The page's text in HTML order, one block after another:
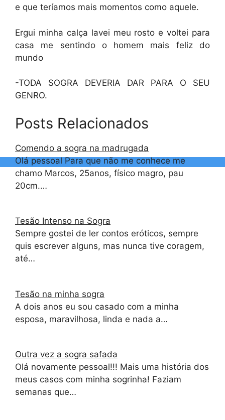
e que teríamos mais momentos como aquele.
Ergui minha calça lavei meu rosto e voltei para
casa me sentindo o homem mais feliz do
mundo
-TODA SOGRA DEVERIA DAR PARA O SEU
GENRO.
Posts Relacionados
Comendo a sogra na madrugada
Olá pessoal Para que não me conhece me
chamo Marcos, 25anos, físico magro, pau
20cm.…
Tesão Intenso na Sogra
Sempre gostei de ler contos eróticos, sempre
quis escrever alguns, mas nunca tive coragem,
até…
Tesão na minha sogra
A dois anos eu sou casado com a minha
esposa, maravilhosa, linda e nada a…
Outra vez a sogra safada
Olá novamente pessoal!!! Mais uma história dos
meus casos com minha sogrinha! Faziam
semanas que…